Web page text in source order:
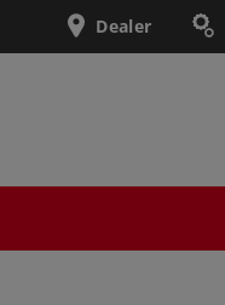
Dealer